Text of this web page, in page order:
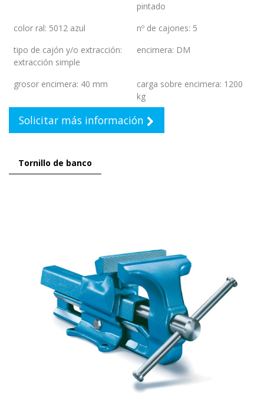
pintado
color ral: 5012 azul nº de cajones: 5
tipo de cajón y/o extracción:
extracción simple
encimera: DM
grosor encimera: 40 mm carga sobre encimera: 1200
kg
Solicitar más información
Tornillo de banco